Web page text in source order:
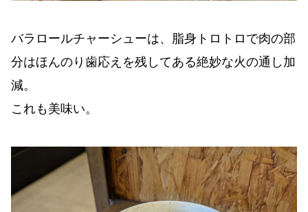
バラロールチャーシューは、脂身トロトロで肉の部
分はほんのり歯応えを残してある絶妙な火の通し加
減。
これも美味い。